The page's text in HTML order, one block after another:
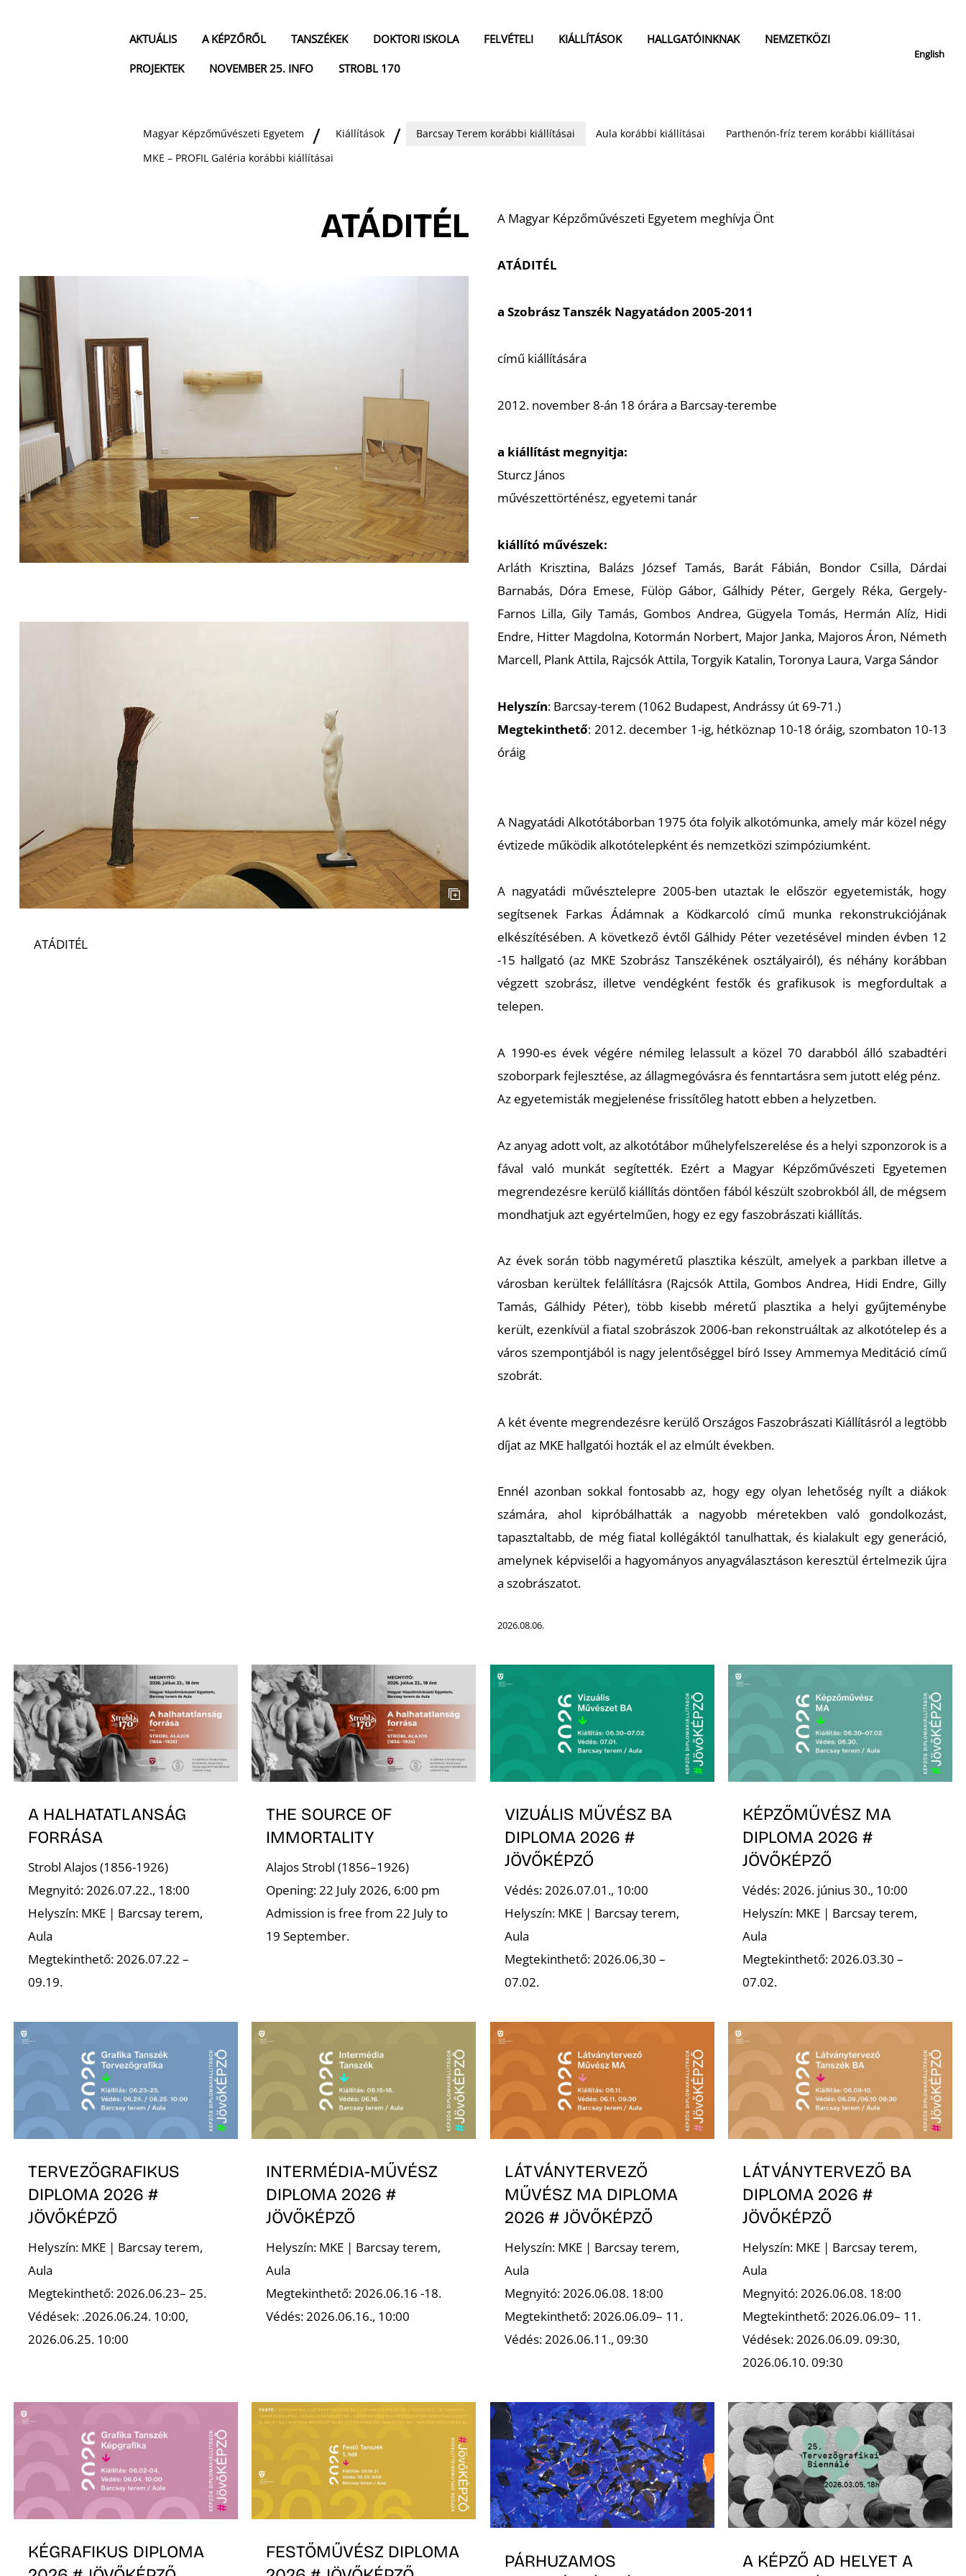
AKTUÁLIS A KÉPZŐRŐL TANSZÉKEK DOKTORI ISKOLA FELVÉTELI KIÁLLÍTÁSOK HALLGATÓINKNAK
NEMZETKÖZI
PROJEKTEK
NOVEMBER 25. INFO STROBL 170
English
Magyar Képzőművészeti Egyetem Kiállítások Barcsay Terem korábbi kiállításai Aula korábbi kiállításai
Parthenón-fríz terem korábbi kiállításai
MKE – PROFIL Galéria korábbi kiállításai
ATÁDITÉL
ATÁDITÉL
A Magyar Képzőművészeti Egyetem meghívja Önt
ATÁDITÉL
a Szobrász Tanszék Nagyatádon 2005-2011
című kiállítására
2012. november 8-án 18 órára a Barcsay-terembe
a kiállítást megnyitja:
Sturcz János
művészettörténész, egyetemi tanár
kiállító művészek:
Arláth Krisztina, Balázs József Tamás, Barát Fábián, Bondor Csilla, Dárdai
Barnabás, Dóra Emese, Fülöp Gábor, Gálhidy Péter, Gergely Réka, Gergely-
Farnos Lilla, Gily Tamás, Gombos Andrea, Gügyela Tomás, Hermán Alíz, Hidi
Endre, Hitter Magdolna, Kotormán Norbert, Major Janka, Majoros Áron, Németh
Marcell, Plank Attila, Rajcsók Attila, Torgyik Katalin, Toronya Laura, Varga Sándor
Helyszín: Barcsay-terem (1062 Budapest, Andrássy út 69-71.)
Megtekinthető: 2012. december 1-ig, hétköznap 10-18 óráig, szombaton 10-13
óráig
A Nagyatádi Alkotótáborban 1975 óta folyik alkotómunka, amely már közel négy
évtizede működik alkotótelepként és nemzetközi szimpóziumként.
A nagyatádi művésztelepre 2005-ben utaztak le először egyetemisták, hogy
segítsenek Farkas Ádámnak a Ködkarcoló című munka rekonstrukciójának
elkészítésében. A következő évtől Gálhidy Péter vezetésével minden évben 12
-15 hallgató (az MKE Szobrász Tanszékének osztályairól), és néhány korábban
végzett szobrász, illetve vendégként festők és grafikusok is megfordultak a
telepen.
A 1990-es évek végére némileg lelassult a közel 70 darabból álló szabadtéri
szoborpark fejlesztése, az állagmegóvásra és fenntartásra sem jutott elég pénz.
Az egyetemisták megjelenése frissítőleg hatott ebben a helyzetben.
Az anyag adott volt, az alkotótábor műhelyfelszerelése és a helyi szponzorok is a
fával való munkát segítették. Ezért a Magyar Képzőművészeti Egyetemen
megrendezésre kerülő kiállítás döntően fából készült szobrokból áll, de mégsem
mondhatjuk azt egyértelműen, hogy ez egy faszobrászati kiállítás.
Az évek során több nagyméretű plasztika készült, amelyek a parkban illetve a
városban kerültek felállításra (Rajcsók Attila, Gombos Andrea, Hidi Endre, Gilly
Tamás, Gálhidy Péter), több kisebb méretű plasztika a helyi gyűjteménybe
került, ezenkívül a fiatal szobrászok 2006-ban rekonstruáltak az alkotótelep és a
város szempontjából is nagy jelentőséggel bíró Issey Ammemya Meditáció című
szobrát.
A két évente megrendezésre kerülő Országos Faszobrászati Kiállításról a legtöbb
díjat az MKE hallgatói hozták el az elmúlt években.
Ennél azonban sokkal fontosabb az, hogy egy olyan lehetőség nyílt a diákok
számára, ahol kipróbálhatták a nagyobb méretekben való gondolkozást,
tapasztaltabb, de még fiatal kollégáktól tanulhattak, és kialakult egy generáció,
amelynek képviselői a hagyományos anyagválasztáson keresztül értelmezik újra
a szobrászatot.
2026.08.06.
A HALHATATLANSÁG
FORRÁSA
Strobl Alajos (1856-1926)
Megnyitó: 2026.07.22., 18:00
Helyszín: MKE | Barcsay terem,
Aula
Megtekinthető: 2026.07.22 –
09.19.
THE SOURCE OF
IMMORTALITY
Alajos Strobl (1856–1926)
Opening: 22 July 2026, 6:00 pm
Admission is free from 22 July to
19 September.
VIZUÁLIS MŰVÉSZ BA
DIPLOMA 2026 #
JÖVŐKÉPZŐ
Védés: 2026.07.01., 10:00
Helyszín: MKE | Barcsay terem,
Aula
Megtekinthető: 2026.06,30 –
07.02.
KÉPZŐMŰVÉSZ MA
DIPLOMA 2026 #
JÖVŐKÉPZŐ
Védés: 2026. június 30., 10:00
Helyszín: MKE | Barcsay terem,
Aula
Megtekinthető: 2026.03.30 –
07.02.
TERVEZŐGRAFIKUS
DIPLOMA 2026 #
JÖVŐKÉPZŐ
Helyszín: MKE | Barcsay terem,
Aula
Megtekinthető: 2026.06.23– 25.
Védések: .2026.06.24. 10:00,
2026.06.25. 10:00
INTERMÉDIA-MŰVÉSZ
DIPLOMA 2026 #
JÖVŐKÉPZŐ
Helyszín: MKE | Barcsay terem,
Aula
Megtekinthető: 2026.06.16 -18.
Védés: 2026.06.16., 10:00
LÁTVÁNYTERVEZŐ
MŰVÉSZ MA DIPLOMA
2026 # JÖVŐKÉPZŐ
Helyszín: MKE | Barcsay terem,
Aula
Megnyitó: 2026.06.08. 18:00
Megtekinthető: 2026.06.09– 11.
Védés: 2026.06.11., 09:30
LÁTVÁNYTERVEZŐ BA
DIPLOMA 2026 #
JÖVŐKÉPZŐ
Helyszín: MKE | Barcsay terem,
Aula
Megnyitó: 2026.06.08. 18:00
Megtekinthető: 2026.06.09– 11.
Védések: 2026.06.09. 09:30,
2026.06.10. 09:30
KÉGRAFIKUS DIPLOMA
FESTŐMŰVÉSZ DIPLOMA
PÁRHUZAMOS
A KÉPZŐ AD HELYET A